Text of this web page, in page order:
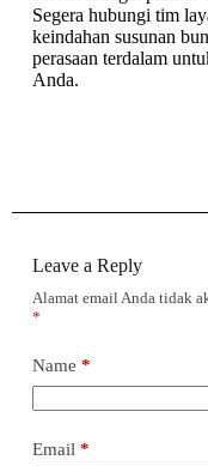
Segera hubungi tim
keindahan susunan
perasaan terdalam
Anda.
Leave a Reply
Alamat email Anda tidak
*
Name *
Email *